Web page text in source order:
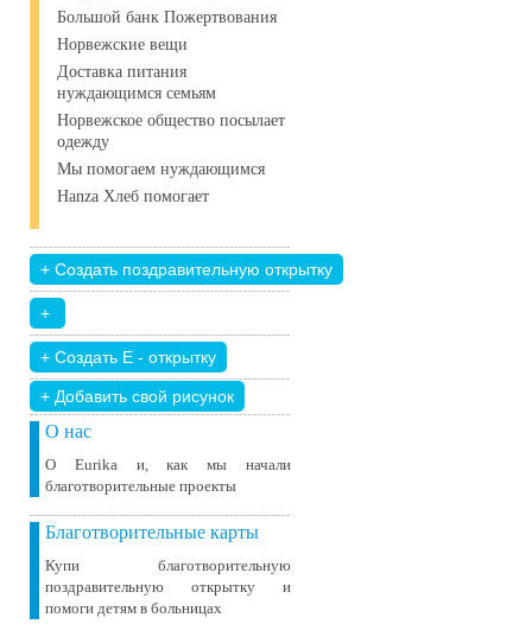
Большой банк Пожертвования
Норвежские вещи
Доставка питания
нуждающимся семьям
Норвежское общество посылает
одежду
Мы помогаем нуждающимся
Hanza Хлеб помогает
+ Добавить свой ​​рисунок
О нас
О Eurika и, как мы начали
благотворительные проекты
Благотворительные карты
Купи благотворительную
поздравительную открытку и
помоги детям в больницах